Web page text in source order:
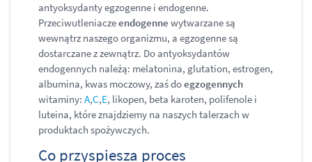
antyoksydanty egzogenne i endogenne.
Przeciwutleniaczeendogenne wytwarzane są
wewnątrz naszego organizmu, a egzogenne są
dostarczane z zewnątrz. Do antyoksydantów
endogennych należą: melatonina, glutation, estrogen,
albumina, kwas moczowy, zaś doegzogennych
witaminy: A,C,E, likopen, beta karoten, polifenole i
luteina, które znajdziemy na naszych talerzach w
produktach spożywczych.
Co przyspiesza proces